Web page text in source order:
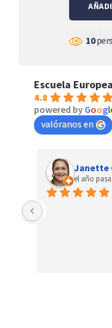
10
Escuela
4.8
powered by Googl
valóranos en
Janette
el año